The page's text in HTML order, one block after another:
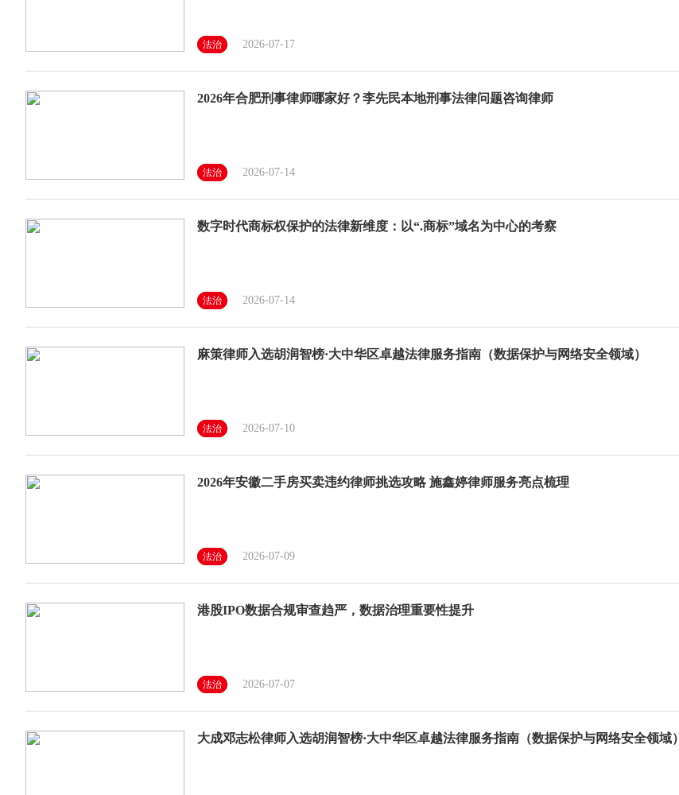
法治 2026-07-17
2026年合肥刑事律师哪家好？李先民本地刑事法律问题咨询律师
法治 2026-07-14
数字时代商标权保护的法律新维度：以“.商标”域名为中心的考察
法治 2026-07-14
麻策律师入选胡润智榜·大中华区卓越法律服务指南（数据保护与网络安全领域）
法治 2026-07-10
2026年安徽二手房买卖违约律师挑选攻略 施鑫婷律师服务亮点梳理
法治 2026-07-09
港股IPO数据合规审查趋严，数据治理重要性提升
法治 2026-07-07
大成邓志松律师入选胡润智榜·大中华区卓越法律服务指南（数据保护与网络安全领域）